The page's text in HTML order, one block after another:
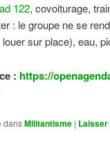
122, covoiturage,
: le groupe ne se
louer sur place), eau,
: https://
dansMilitantisme |